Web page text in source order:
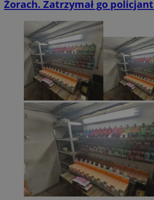
Żorach. Zatrzymał go